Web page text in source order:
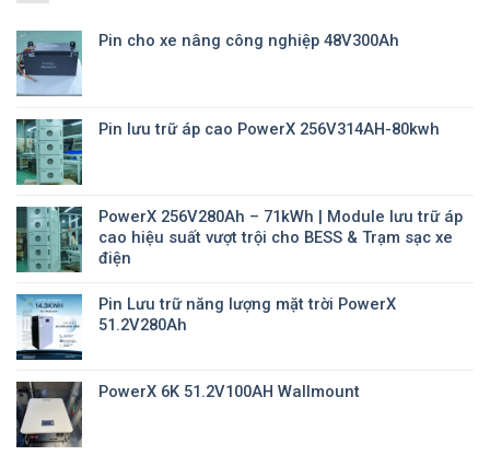
Pin cho xe nâng công nghiệp 48V300Ah
Pin lưu trữ áp cao PowerX 256V314AH-80kwh
PowerX 256V280Ah – 71kWh | Module lưu trữ áp
cao hiệu suất vượt trội cho BESS & Trạm sạc xe
điện
Pin Lưu trữ năng lượng mặt trời PowerX
51.2V280Ah
PowerX 6K 51.2V100AH Wallmount